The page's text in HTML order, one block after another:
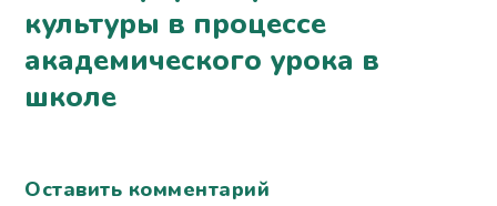
культуры в процессе
академического урока в
школе
Оставить комментарий